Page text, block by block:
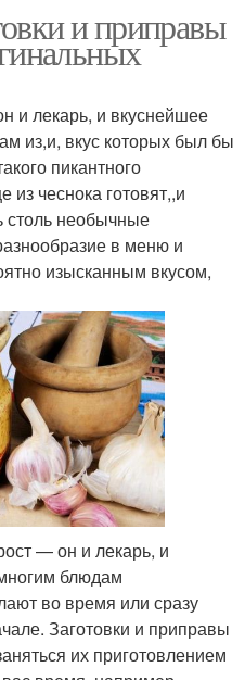
и приправы
и лекарь, и вкуснейшее
из,и, вкус которых был бы
пикантного
чеснока готовят,,и
столь необычные
в меню и
изысканным вкусом,
— он и лекарь, и
блюдам
во время или сразу
Заготовки и приправы
их приготовлением